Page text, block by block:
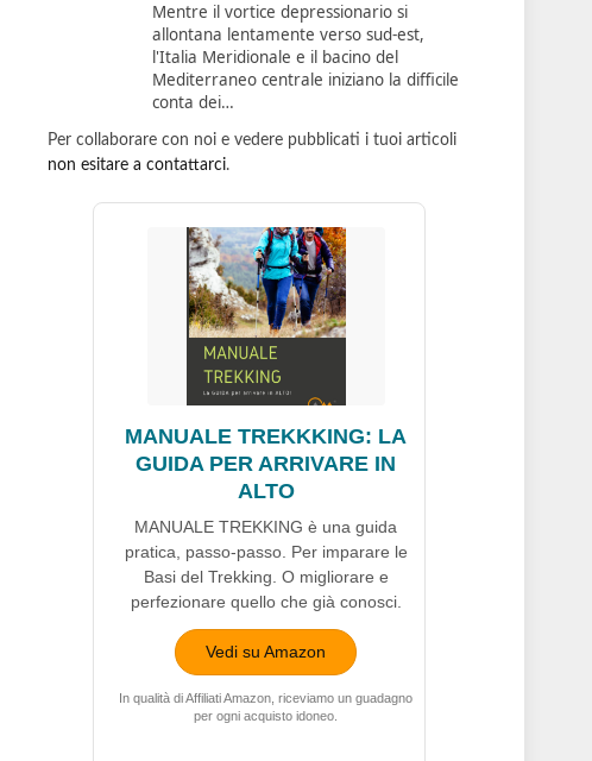
Mentre il vortice depressionario si
allontana lentamente verso sud-est,
l'Italia Meridionale e il bacino del
Mediterraneo centrale iniziano la difficile
conta dei…
Per collaborare con noi e vedere pubblicati i tuoi articoli
non esitare a contattarci.
MANUALE TREKKKING: LA
GUIDA PER ARRIVARE IN
ALTO
MANUALE TREKKING è una guida
pratica, passo-passo. Per imparare le
Basi del Trekking. O migliorare e
perfezionare quello che già conosci.
Vedi su Amazon
In qualità di Affiliati Amazon, riceviamo un guadagno
per ogni acquisto idoneo.